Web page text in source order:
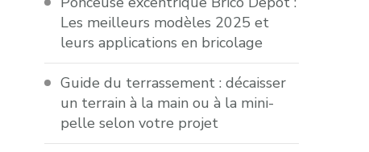
Les meilleurs modèles 2025 et
leurs applications en bricolage
Guide du terrassement : décaisser
un terrain à la main ou à la mini-
pelle selon votre projet